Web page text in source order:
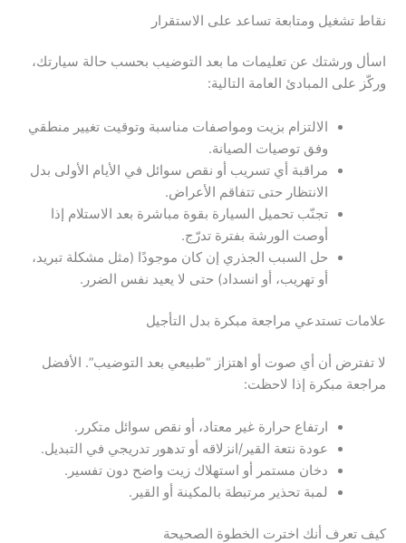
نقاط تشغيل ومتابعة تساعد على الاستقرار
اسأل ورشتك عن تعليمات ما بعد التوضيب بحسب حالة سيارتك،
وركّز على المبادئ العامة التالية:
الالتزام بزيت ومواصفات مناسبة وتوقيت تغيير منطقي
وفق توصيات الصيانة.
مراقبة أي تسريب أو نقص سوائل في الأيام الأولى بدل
الانتظار حتى تتفاقم الأعراض.
تجنّب تحميل السيارة بقوة مباشرة بعد الاستلام إذا
أوصت الورشة بفترة تدرّج.
حل السبب الجذري إن كان موجودًا (مثل مشكلة تبريد،
أو تهريب، أو انسداد) حتى لا يعيد نفس الضرر.
علامات تستدعي مراجعة مبكرة بدل التأجيل
لا تفترض أن أي صوت أو اهتزاز “طبيعي بعد التوضيب”. الأفضل
مراجعة مبكرة إذا لاحظت:
ارتفاع حرارة غير معتاد، أو نقص سوائل متكرر.
عودة نتعة القير/انزلاقه أو تدهور تدريجي في التبديل.
دخان مستمر أو استهلاك زيت واضح دون تفسير.
لمبة تحذير مرتبطة بالمكينة أو القير.
كيف تعرف أنك اخترت الخطوة الصحيحة